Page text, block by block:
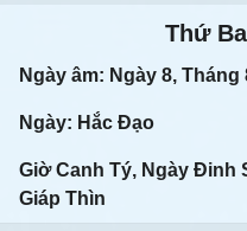
Thứ
Ngày âm: Ngày 8, Tháng
Ngày: Hắc Đạo
Giờ Canh Tý, Ngày Đinh
Giáp Thìn